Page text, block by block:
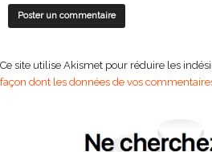
Ce site utilise Akismet pour réduire les
façon dont les données de vos